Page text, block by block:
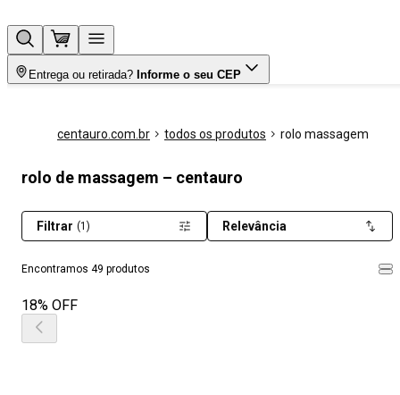
Entrega ou retirada? Informe o seu CEP
centauro.com.br todos os produtos rolo massagem
rolo de massagem – centauro
Encontramos 49 produtos
Filtrar (1) Relevância
18% OFF